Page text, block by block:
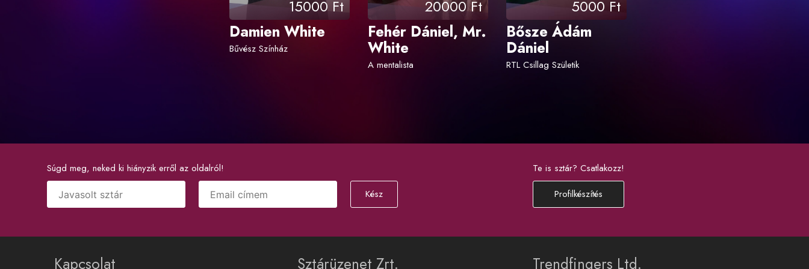
15000 Ft
Damien White
Bűvész Színház
20000 Ft
Fehér Dániel, Mr.
White
A mentalista
5000 Ft
Bősze Ádám
Dániel
RTL Csillag Születik
Súgd meg, neked ki hiányzik erről az oldalról!
Kész
Te is sztár? Csatlakozz!
Profilkészítés
Kapcsolat Sztárüzenet Zrt. Trendfingers Ltd.